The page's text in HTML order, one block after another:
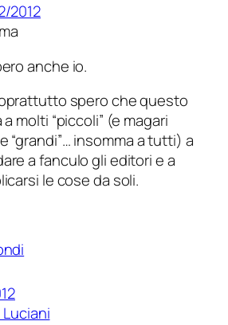
2012
anche io.
spero che questo
a molti “piccoli” (e magari
“grandi”… insomma a tutti) a
a fanculo gli editori e a
le cose da soli.